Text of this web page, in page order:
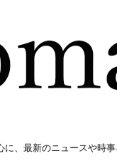
、最新のニュースや時